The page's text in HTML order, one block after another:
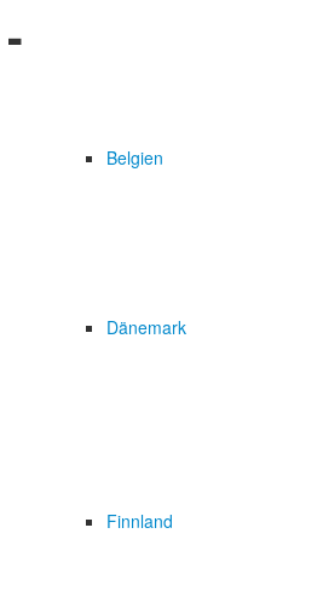
Belgien
Dänemark
Finnland